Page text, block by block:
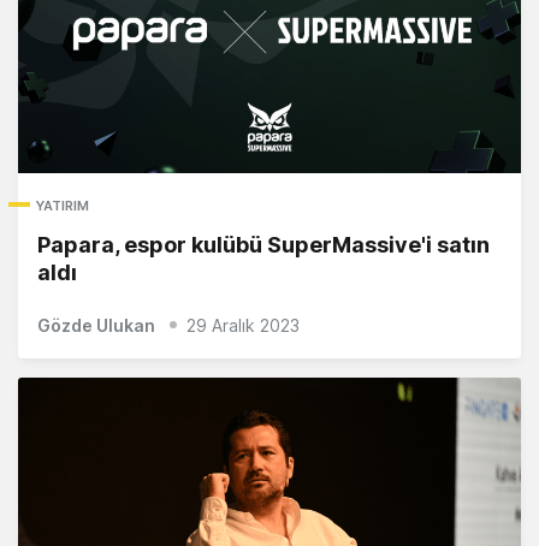
YATIRIM
Papara, espor kulübü SuperMassive'i satın
aldı
Gözde Ulukan 29 Aralık 2023